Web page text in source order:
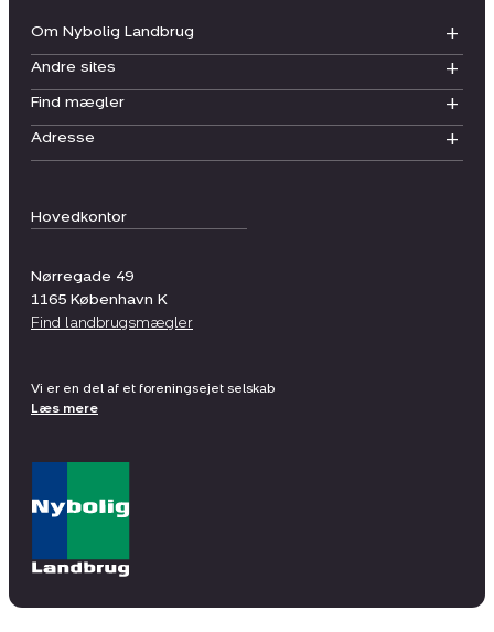
Hovedkontor
Nørregade 49
1165 København K
Find landbrugsmægler
Om Nybolig Landbrug
Andre sites
Find mægler
Adresse
Vi er en del af et foreningsejet selskab
Læs mere